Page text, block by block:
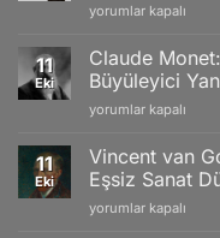
Antoine
Watches:
18k
Gold
Models,
Editions
and
Swiss
Craftsmanship
yorumlar kapalı
11
Eki
Claude
Büyüleyici
Claude
İzlenimciliğin
Gücü
ve
Doğanın
yorumlar kapalı
11
Eki
Vincent van
Eşsiz Sanat
Vincent
yorumlar kapalı